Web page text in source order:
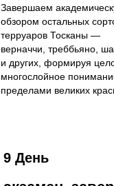
Завершаем
обзором остальных
терруаров Тосканы —
верначчи, треббьяно,
и других, формируя
многослойное
пределами великих
9 День